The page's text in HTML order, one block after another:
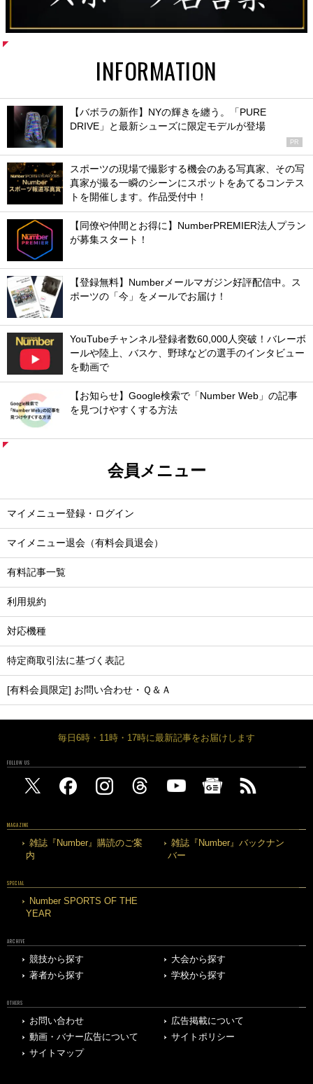
INFORMATION
【バボラの新作】NYの輝きを纏う。「PURE
DRIVE」と最新シューズに限定モデルが登場
PR
スポーツの現場で撮影する機会のある写真家、その写
真家が撮る一瞬のシーンにスポットをあてるコンテス
トを開催します。作品受付中！
【同僚や仲間とお得に】NumberPREMIER法人プラン
が募集スタート！
【登録無料】Numberメールマガジン好評配信中。ス
ポーツの「今」をメールでお届け！
YouTubeチャンネル登録者数60,000人突破！バレーボ
ールや陸上、バスケ、野球などの選手のインタビュー
を動画で
【お知らせ】Google検索で「Number Web」の記事
を見つけやすくする方法
会員メニュー
マイメニュー登録・ログイン
マイメニュー退会（有料会員退会）
有料記事一覧
利用規約
対応機種
特定商取引法に基づく表記
[有料会員限定] お問い合わせ・Ｑ＆Ａ
毎日6時・11時・17時に最新記事をお届けします
FOLLOW US
MAGAZINE
雑誌『Number』購読のご案
内
雑誌『Number』バックナン
バー
SPECIAL
Number SPORTS OF THE
YEAR
ARCHIVE
競技から探す
大会から探す
著者から探す
学校から探す
OTHERS
お問い合わせ
広告掲載について
動画・バナー広告について
サイトポリシー
サイトマップ